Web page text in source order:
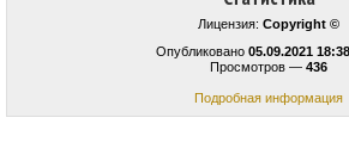
Лицензия: Copyright ©
Опубликовано 05.09.2021
Просмотров — 436
Подробная информация